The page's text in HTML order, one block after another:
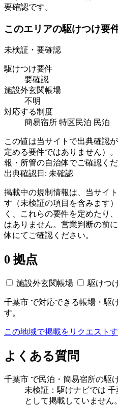
要確認です。
このエリアの駆けつけ要
未検証・要確認
駆けつけ要件
要確認
施設外玄関帳場
不明
対応する制度
簡易宿所 特区民泊 民泊
この値は当サイトで出典確認
定める要件ではありません）
報・所管の自治体でご確認くだ
出典確認日: 未確認
掲載中の規制情報は、当サイ
す（未検証の項目を含みます
く、これらの要件を定めたり
はありません。営業判断の前
体にてご確認ください。
0 拠点
施設外玄関帳場 駆けつ
千葉市 で対応できる帳場・駆
す。
この地域で掲載をリクエスト
よくある質問
千葉市 で民泊・簡易宿所の駆
未検証：駆けナビでは
として掲載していません